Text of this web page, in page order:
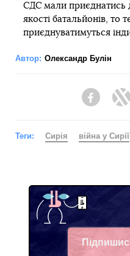
СДС мали приєднатись
якості батальйонів, то
приєднуватимуться
Автор: Олександр Булін
Теги: Сирія війна у Сирії
Telegram